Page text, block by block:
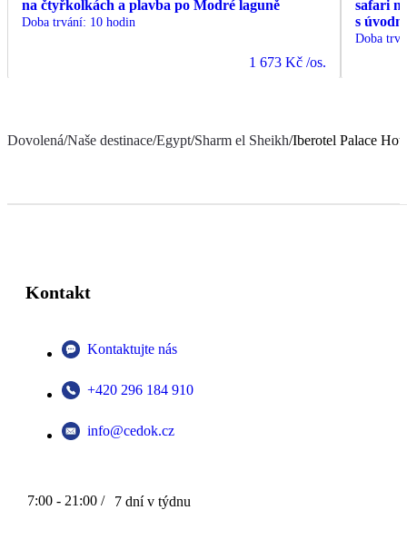
na čtyřkolkách a plavba po Modré laguně
Doba trvání: 10 hodin
1 673 Kč /os.
safari
s
Doba
Dovolená/Naše destinace/Egypt/Sharm el Sheikh/Iberotel Palace
Kontakt
Kontaktujte nás
+420 296 184 910
info@cedok.cz
7:00 - 21:00 / 7 dní v týdnu